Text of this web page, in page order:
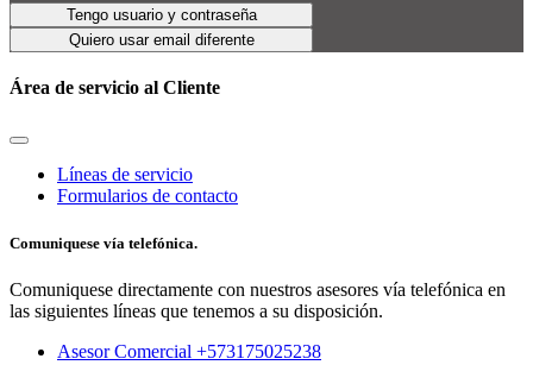
Tengo usuario y contraseña
Quiero usar email diferente
Área de servicio al Cliente
Líneas de servicio
Formularios de contacto
Comuniquese vía telefónica.
Comuniquese directamente con nuestros asesores vía telefónica en
las siguientes líneas que tenemos a su disposición.
Asesor Comercial +573175025238